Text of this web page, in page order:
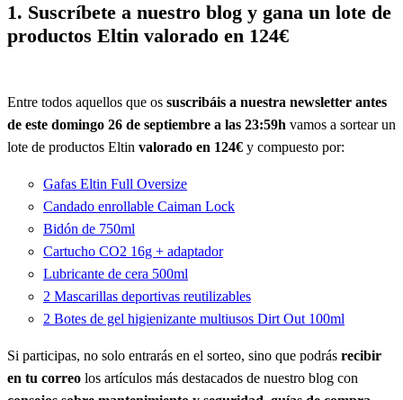
1. Suscríbete a nuestro blog y gana un lote de
productos Eltin valorado en 124€
Entre todos aquellos que os suscribáis a nuestra newsletter antes
de este domingo 26 de septiembre a las 23:59h vamos a sortear un
lote de productos Eltin valorado en 124€ y compuesto por:
Gafas Eltin Full Oversize
Candado enrollable Caiman Lock
Bidón de 750ml
Cartucho CO2 16g + adaptador
Lubricante de cera 500ml
2 Mascarillas deportivas reutilizables
2 Botes de gel higienizante multiusos Dirt Out 100ml
Si participas, no solo entrarás en el sorteo, sino que podrás recibir
en tu correo los artículos más destacados de nuestro blog con